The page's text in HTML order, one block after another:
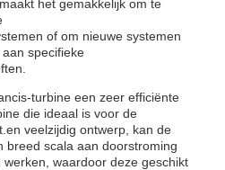
het gemakkelijk om te
of om nieuwe systemen
specifieke
turbine een zeer efficiënte
die ideaal is voor de
veelzijdig ontwerp, kan de
breed scala aan doorstroming
waardoor deze geschikt